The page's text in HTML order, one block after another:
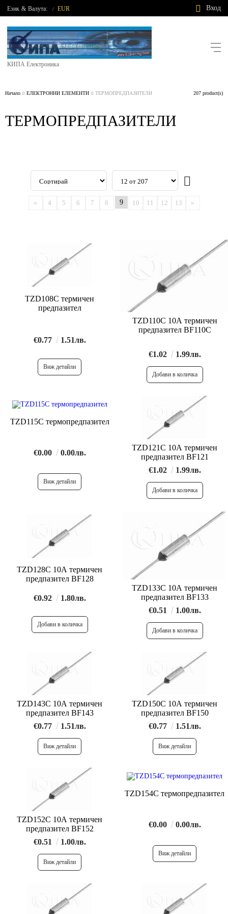
Език & Валута: / EUR Вход
КИПА Електроника
Начало ЕЛЕКТРОННИ ЕЛЕМЕНТИ ТЕРМОПРЕДПАЗИТЕЛИ 207 product(s)
ТЕРМОПРЕДПАЗИТЕЛИ
« 4 5 6 7 8 9 10 11 12 13 »
TZD108C термичен
предпазител
€0.77 1.51лв.
Виж детайли
TZD110C 10A термичен
предпазител BF110C
€1.02 1.99лв.
TZD115C термопредпазител
€0.00 0.00лв.
Виж детайли
TZD121C 10A термичен
предпазител BF121
€1.02
1.99лв.
TZD128C 10A термичен
предпазител BF128
€0.92 1.80лв.
TZD133C 10A термичен
предпазител BF133
€0.51
1.00лв.
TZD143C 10A термичен
предпазител BF143
€0.77
1.51лв.
Виж детайли
TZD150C 10A термичен
предпазител BF150
€0.77
1.51лв.
Виж детайли
TZD152C 10A термичен
предпазител BF152
€0.51
1.00лв.
Виж детайли
TZD154C термопредпазител
€0.00 0.00лв.
Виж детайли